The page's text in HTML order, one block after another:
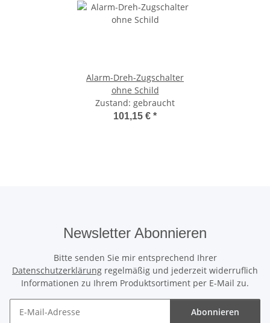
Alarm-Dreh-Zugschalter
ohne Schild
Zustand: gebraucht
101,15 € *
Newsletter Abonnieren
Bitte senden Sie mir entsprechend Ihrer
Datenschutzerklärung regelmäßig und jederzeit widerruflich
Informationen zu Ihrem Produktsortiment per E-Mail zu.
Abonnieren